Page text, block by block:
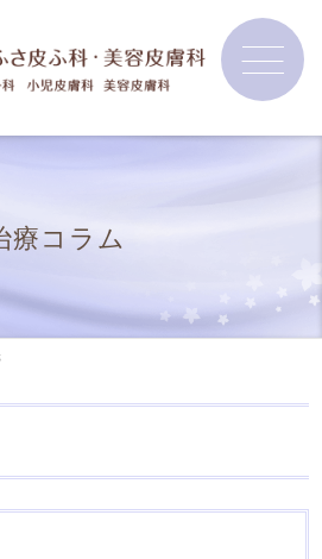
療コラム